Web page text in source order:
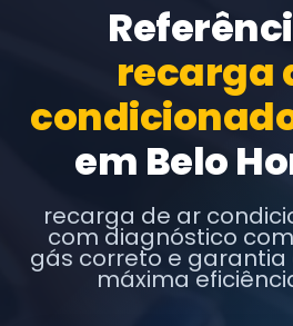
recarga
em Belo
recarga de ar
com diagnóstico
gás correto e
máxima